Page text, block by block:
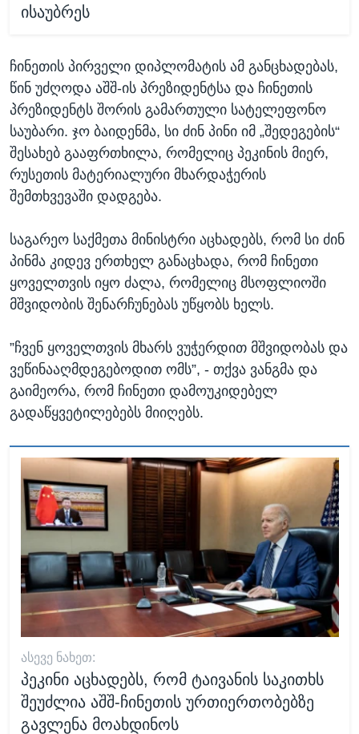
ისაუბრეს
ჩინეთის პირველი დიპლომატის ამ განცხადებას,
წინ უძღოდა აშშ-ის პრეზიდენტსა და ჩინეთის
პრეზიდენტს შორის გამართული სატელეფონო
საუბარი. ჯო ბაიდენმა, სი ძინ პინი იმ „შედეგების“
შესახებ გააფრთხილა, რომელიც პეკინის მიერ,
რუსეთის მატერიალური მხარდაჭერის
შემთხვევაში დადგება.
საგარეო საქმეთა მინისტრი აცხადებს, რომ სი ძინ
პინმა კიდევ ერთხელ განაცხადა, რომ ჩინეთი
ყოველთვის იყო ძალა, რომელიც მსოფლიოში
მშვიდობის შენარჩუნებას უწყობს ხელს.
”ჩვენ ყოველთვის მხარს ვუჭერდით მშვიდობას და
ვეწინააღმდეგებოდით ომს”, - თქვა ვანგმა და
გაიმეორა, რომ ჩინეთი დამოუკიდებელ
გადაწყვეტილებებს მიიღებს.
ᲐᲡᲔᲕᲔ ᲜᲐᲮᲔᲗ:
პეკინი აცხადებს, რომ ტაივანის საკითხს
შეუძლია აშშ-ჩინეთის ურთიერთობებზე
გავლენა მოახდინოს